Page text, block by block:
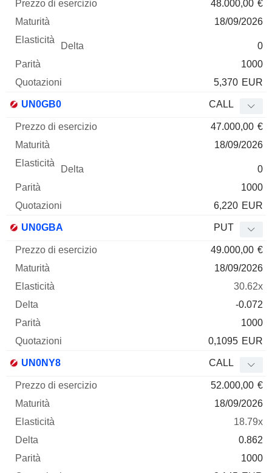
48.000,00 €
18/09/2026
0
1000
5,370 EUR
UN0GB0 CALL
47.000,00 €
18/09/2026
0
1000
6,220 EUR
UN0GBA PUT
49.000,00 €
18/09/2026
30.62x
-0.072
1000
0,1095 EUR
UN0NY8 CALL
52.000,00 €
18/09/2026
18.79x
0.862
1000